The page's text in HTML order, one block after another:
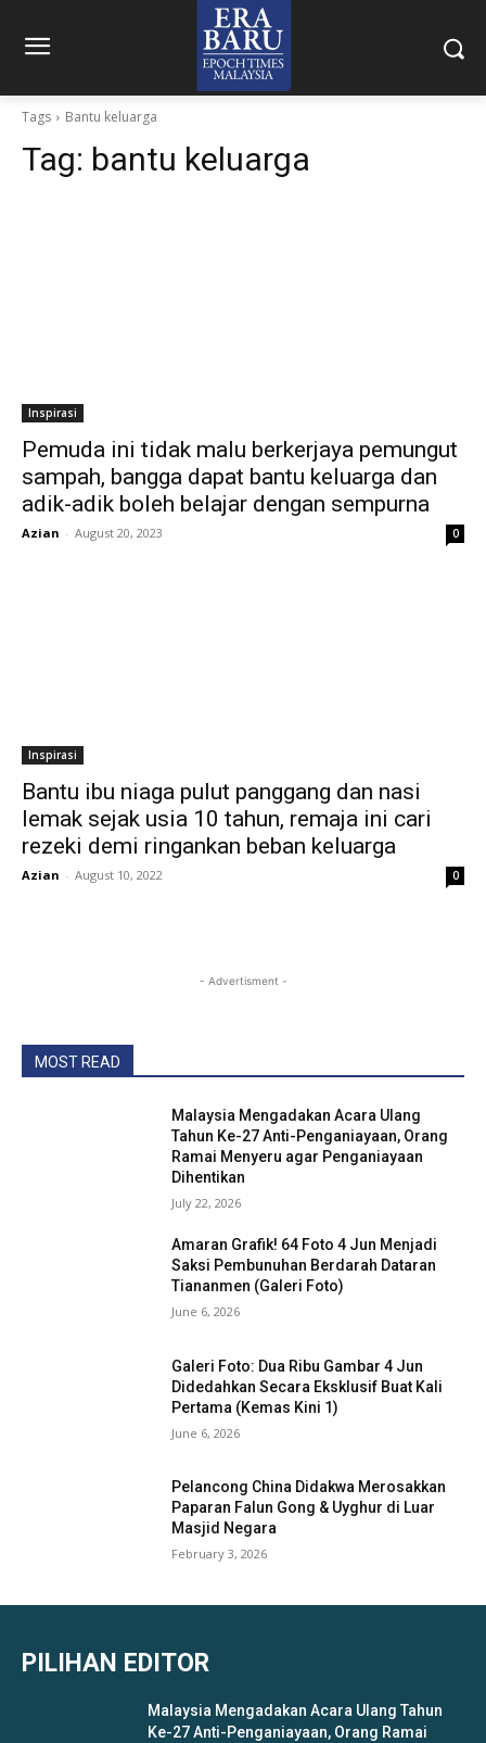
Tags Bantu keluarga
Tag: bantu keluarga
Inspirasi
Pemuda ini tidak malu berkerjaya pemungut
sampah, bangga dapat bantu keluarga dan
adik-adik boleh belajar dengan sempurna
Azian - August 20, 2023 0
Inspirasi
Bantu ibu niaga pulut panggang dan nasi
lemak sejak usia 10 tahun, remaja ini cari
rezeki demi ringankan beban keluarga
Azian - August 10, 2022 0
- Advertisment -
MOST READ
Malaysia Mengadakan Acara Ulang
Tahun Ke-27 Anti-Penganiayaan, Orang
Ramai Menyeru agar Penganiayaan
Dihentikan
July 22, 2026
Amaran Grafik! 64 Foto 4 Jun Menjadi
Saksi Pembunuhan Berdarah Dataran
Tiananmen (Galeri Foto)
June 6, 2026
Galeri Foto: Dua Ribu Gambar 4 Jun
Didedahkan Secara Eksklusif Buat Kali
Pertama (Kemas Kini 1)
June 6, 2026
Pelancong China Didakwa Merosakkan
Paparan Falun Gong & Uyghur di Luar
Masjid Negara
February 3, 2026
PILIHAN EDITOR
Malaysia Mengadakan Acara Ulang Tahun
Ke-27 Anti-Penganiayaan, Orang Ramai